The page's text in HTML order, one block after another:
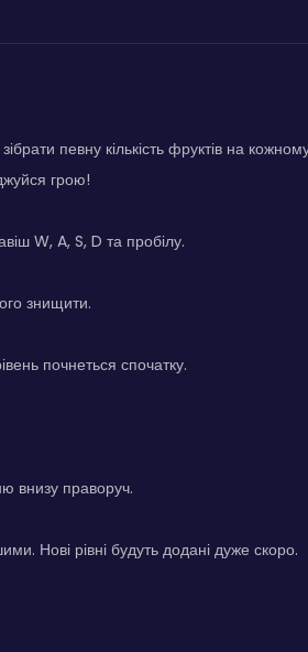
певну кількість фруктів на
грою!
W, A, S, D та пробілу.
знищити.
почнеться спочатку.
внизу праворуч.
Нові рівні будуть додані дуже скоро.